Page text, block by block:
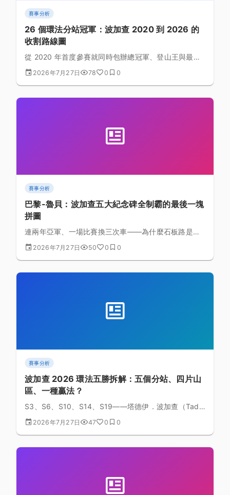
賽事分析
26 個環法分站冠軍：波加查 2020 到 2026 的
收割路線圖
從 2020 年首度參賽就同時包辦總冠軍、登山王與最佳
新人，到 2026 年單屆再收五站，波加查在環法累積了
26 個分站冠軍。這份清單告訴我們的，遠不只是「他很
2026年7月27日 78 0 0
賽事分析
巴黎-魯貝：波加查五大紀念碑全制霸的最後一塊
拼圖
連兩年亞軍、一場比賽換三次車——為什麼石板路是波
加查最難跨過的一關？從五大紀念碑的性格差異、體型
與功率型態的錯配，到 velodrome 純衝刺的結構性劣
2026年7月27日 50 0 0
賽事分析
波加查 2026 環法五勝拆解：五個分站、四片山
區、一種贏法？
S3、S6、S10、S14、S19——塔德伊．波加查（Tadej
Pogačar）在 2026 環法拿下五個分站冠軍。把這五站
按地形與打法拆開來看，會發現它們橫跨庇里牛斯、中
走都有。這篇談的是「贏法的多樣性」。
2026年7月27日 47 0 0